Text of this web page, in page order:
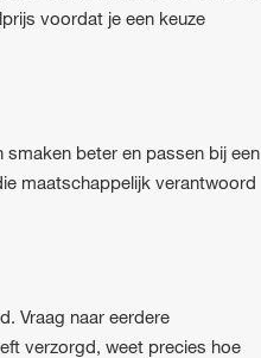
voordat je een keuze
beter en passen bij een
maatschappelijk verantwoord
Vraag naar eerdere
verzorgd, weet precies hoe